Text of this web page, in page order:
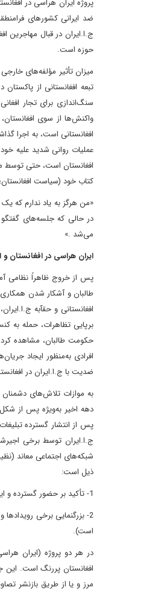
پروژه ایران هراسی در
ﺿﺪ اﯾﺮاﻧﯽ ﮐﺸﻮرﻫﺎی
ج.ا.اﯾﺮان در ﻗﺒﺎل ﻣﻬﺎﺟﺮﯾﻦ
حوزه است.
تبعه افغانستانی از
سنگ‌اندازی برای تجار
واکنش‌ها از سوی
افغانستانی است، به اجرا
عملیات روانی شدید علیه
افغانستان است، حتی توسط
کتاب خود (سیاست
«من هرگز به یاد ندارم که
در حالی که جلسه‌های گفتگو
می‌شد .»
ایران هراسی در افغانستان
طالبان و آشکار شدن
افغانستانی و حقآبه
برپایی ﺗﻈﺎﻫﺮات، حمله به
حکومت طالبان، مشاهده
اﻓﺮادی به‌منظور اﯾﺠﺎد
ﺿﺪﯾﺖ ﺑﺎ ج.ا.اﯾﺮان در
به موازات تلاش‌های دشمنان
پس از انتشار گسترده
ج.ا.ایران توسط برخی
شبکه‌های اجتماعی معاند
ذیل است:
1- تأکید بر حضور گسترده و ایجاد کلونی‌های جمعیتی در برخی از کلان شهرها، افزایش بی‌قاعده مهاجران افغانستانی و نرخ بالای باروری آن‌ها.
2- بزرگنمایی برخی
است).
در هر دو پروژه (ایران
مرز و یا از طریق بازنشر